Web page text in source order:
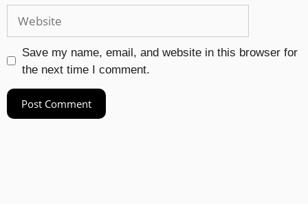
Save my name, email, and website in this browser for
the next time I comment.